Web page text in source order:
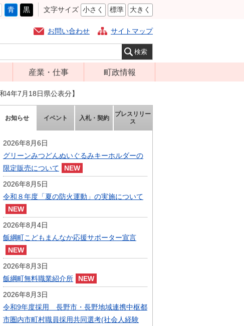
青 黒 文字サイズ 小さく 標準 大きく
お問い合わせ サイトマップ
産業・仕事
経営支援・金融
就労支援
農林業振興
届出・証明・法
令・規制
企業の税金
入札・契約
指定管理者制度
人材募集
町政情報
組織案内
庁舎案内
ふるさと納税
人事・職員募集
まちづくり
庁舎建設
4年7月18日県公表分】
お知らせ イベント 入札・契約
プレスリリー
ス
2026年8月6日
グリーンみつどんぬいぐるみキーホルダーの
限定販売について
2026年8月5日
令和８年度「夏の防火運動」の実施について
2026年8月4日
飯綱町こどもまんなか応援サポーター宣言
2026年8月3日
飯綱町無料職業紹介所
2026年8月3日
令和9年度採用 長野市・長野地域連携中枢都
市圏内市町村職員採用共同選考(社会人経験